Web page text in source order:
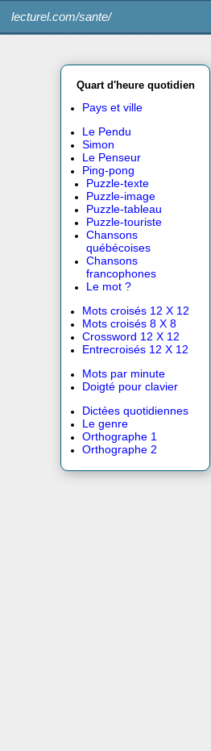
lecturel.com/sante/
Quart d'heure quotidien
Le Pendu
Simon
Le Penseur
Ping-pong
Puzzle-texte
Puzzle-image
Puzzle-tableau
Puzzle-touriste
Chansons
québécoises
Chansons
francophones
Le mot ?
Mots croisés 12 X 12
Crossword 12 X 12
Entrecroisés 12 X 12
Mots par minute
Doigté pour clavier
Dictées quotidiennes
Le genre